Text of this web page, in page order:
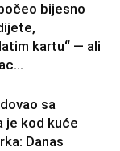
bijesno
kartu“ — ali
sa
je kod kuće
Danas